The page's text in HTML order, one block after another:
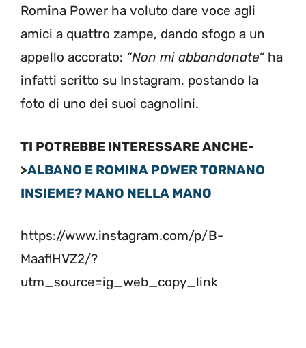
Romina Power ha voluto dare voce agli
amici a quattro zampe, dando sfogo a un
appello accorato: “Non mi abbandonate”ha
infatti scritto su Instagram, postando la
foto di uno dei suoi cagnolini.
TI POTREBBE INTERESSARE ANCHE-
>ALBANO E ROMINA POWER TORNANO
INSIEME? MANO NELLA MANO
https://www.instagram.com/p/B-
MaaflHVZ2/?
utm_source=ig_web_copy_link